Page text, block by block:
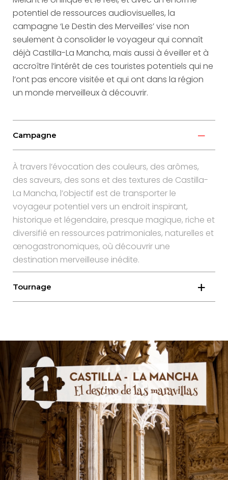
potentiel de ressources audiovisuelles, la
campagne ‘Le Destin des Merveilles’ vise non
seulement à consolider le voyageur qui connaît
déjà Castilla-La Mancha, mais aussi à éveiller et à
accroître l’intérêt de ces touristes potentiels qui ne
l’ont pas encore visitée et qui ont dans la région
un monde merveilleux à découvrir.
Campagne
À travers l’évocation des couleurs, des arômes,
des saveurs, des sons et des textures de Castilla-
La Mancha, l’objectif est de transporter le
voyageur potentiel vers un endroit inspirant,
historique et légendaire, presque magique, riche et
diversifié en ressources patrimoniales, naturelles et
œnogastronomiques, où découvrir une
destination merveilleuse inédite.
Tournage
autonome pendant les mois d’été et d’automne.
L’équipe, équipée de plusieurs caméras et drones,
a parcouru des centaines de kilomètres, visitant
chacun des principaux sites des villes touristiques
de la Communauté de Castilla-La Mancha.